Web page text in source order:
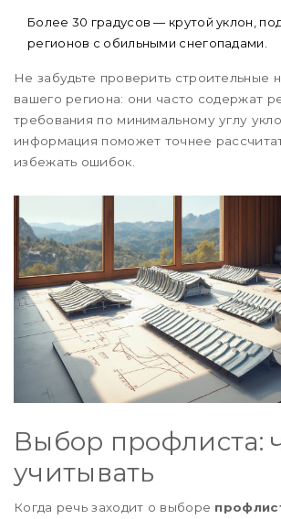
Более 30 градусов — крутой уклон,
регионов с обильными снегопадами.
Не забудьте проверить строительные
вашего региона: они часто содержат
требования по минимальному углу
информация поможет точнее
избежать ошибок.
Выбор профлиста:
учитывать
Когда речь заходит о выборе